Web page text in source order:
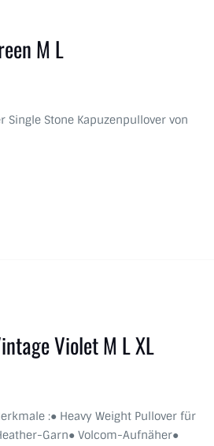
M L
Single Stone Kapuzenpullover von
Violet M L XL
:● Heavy Weight Pullover für
Garn● Volcom-Aufnäher●